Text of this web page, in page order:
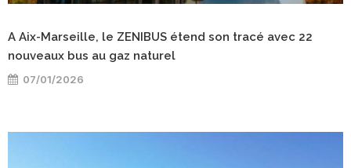
A Aix-Marseille, le ZENIBUS étend son tracé avec 22
nouveaux bus au gaz naturel
07/01/2026